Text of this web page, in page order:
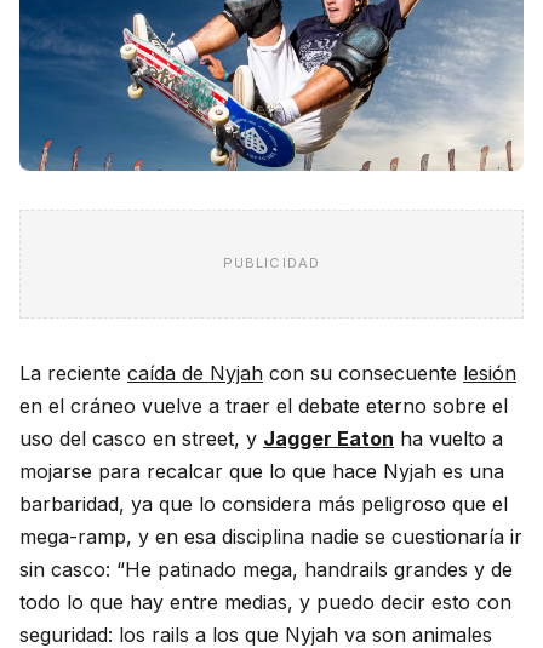
PUBLICIDAD
La reciente caída de Nyjah con su consecuente lesión
en el cráneo vuelve a traer el debate eterno sobre el
uso del casco en street, y Jagger Eaton ha vuelto a
mojarse para recalcar que lo que hace Nyjah es una
barbaridad, ya que lo considera más peligroso que el
mega-ramp, y en esa disciplina nadie se cuestionaría ir
sin casco: “He patinado mega, handrails grandes y de
todo lo que hay entre medias, y puedo decir esto con
seguridad: los rails a los que Nyjah va son animales